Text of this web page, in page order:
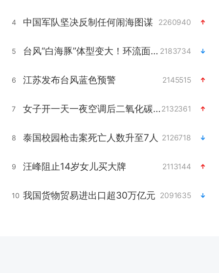
4 中国军队坚决反制任何闹海图谋 2260940
5 台风“白海豚”体型变大！环流面积接近13个浙江那么大 2183734
6 江苏发布台风蓝色预警 2145515
7 女子开一天一夜空调后二氧化碳中毒2132361
8 泰国校园枪击案死亡人数升至7人 2126718
9 汪峰阻止14岁女儿买大牌 2113144
10 我国货物贸易进出口超30万亿元 2091635